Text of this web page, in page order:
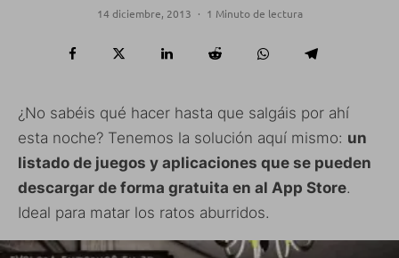
14 diciembre, 2013 · 1 Minuto de lectura
¿No sabéis qué hacer hasta que salgáis por ahí
esta noche? Tenemos la solución aquí mismo: un
listado de juegos y aplicaciones que se pueden
descargar de forma gratuita en al App Store.
Ideal para matar los ratos aburridos.